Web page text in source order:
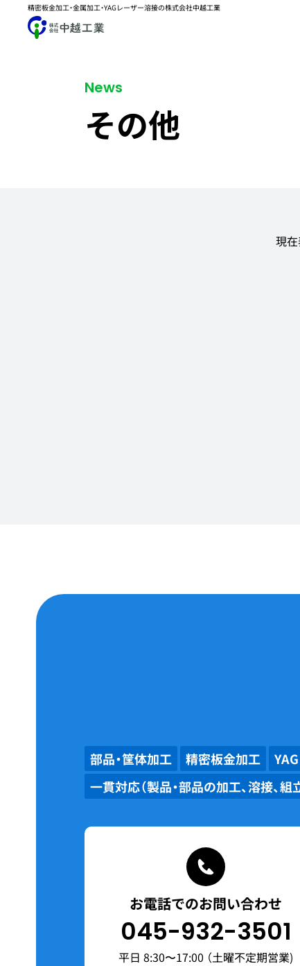
精密板金加工・金属加工・YAGレーザー溶接の株式会社中越工業
News
その他
現
部品・筐体加工 精密板金加工
一貫対応（製品・部品の加工、溶接、組
お電話でのお問い合わせ
045-932-3501
平日 8:30〜17:00 （土曜不定期営業)